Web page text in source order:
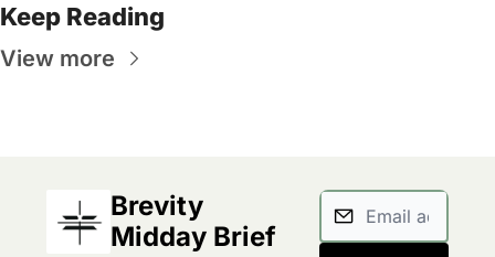
Keep Reading
View more
Brevity
Midday Brief